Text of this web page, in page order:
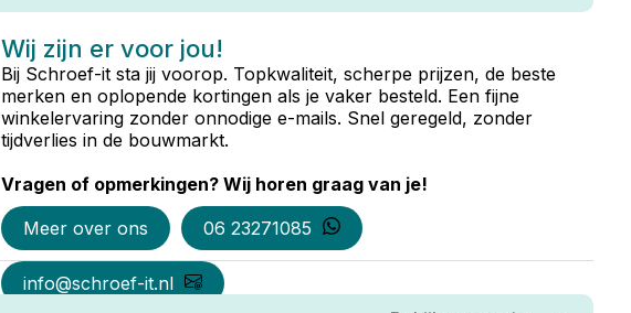
Wij zijn er voor jou!
Bij Schroef-it sta jij voorop. Topkwaliteit, scherpe prijzen, de beste
merken en oplopende kortingen als je vaker besteld. Een fijne
winkelervaring zonder onnodige e-mails. Snel geregeld, zonder
tijdverlies in de bouwmarkt.
Vragen of opmerkingen? Wij horen graag van je!
Meer over ons
06 23271085
info@schroef-it.nl